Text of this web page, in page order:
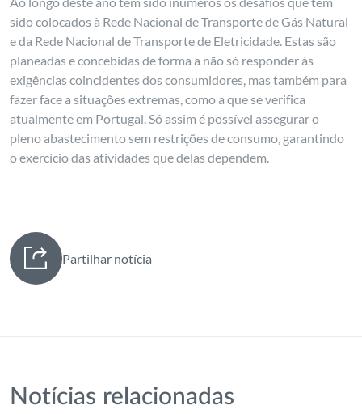
sido colocados à Rede Nacional de Transporte de Gás Natural
e da Rede Nacional de Transporte de Eletricidade. Estas são
planeadas e concebidas de forma a não só responder às
exigências coincidentes dos consumidores, mas também para
fazer face a situações extremas, como a que se verifica
atualmente em Portugal. Só assim é possível assegurar o
pleno abastecimento sem restrições de consumo, garantindo
o exercício das atividades que delas dependem.
Partilhar notícia
Notícias relacionadas